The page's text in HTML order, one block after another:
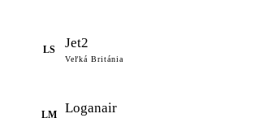
LS Jet2
Veľká Británia
LM Loganair